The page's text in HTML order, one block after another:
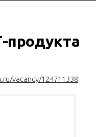
продукта
vacancy/124711338